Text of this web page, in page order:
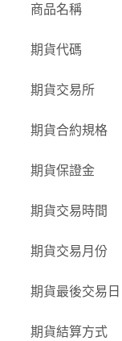
商品名稱
期貨代碼
期貨交易所
期貨合約規格
期貨保證金
期貨交易時間
期貨交易月份
期貨最後交易日
期貨結算方式